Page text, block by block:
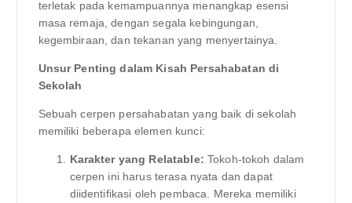
terletak pada kemampuannya menangkap esensi
masa remaja, dengan segala kebingungan,
kegembiraan, dan tekanan yang menyertainya.
Unsur Penting dalam Kisah Persahabatan di
Sekolah
Sebuah cerpen persahabatan yang baik di sekolah
memiliki beberapa elemen kunci:
Karakter yang Relatable: Tokoh-tokoh dalam
cerpen ini harus terasa nyata dan dapat
diidentifikasi oleh pembaca. Mereka memiliki